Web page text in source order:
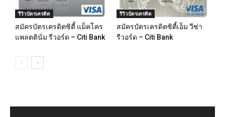
รีวิวบัตรเครดิต
สมัครบัตรเครดิตซิตี้ แม็คโคร
แพลตตินั่ม รีวอร์ด – Citi Bank
รีวิวบัตรเครดิต
สมัครบัตรเครดิตซิตี้เอ็ม วีซ่า
รีวอร์ด – Citi Bank